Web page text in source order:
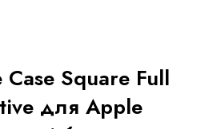
Square Full
для Apple